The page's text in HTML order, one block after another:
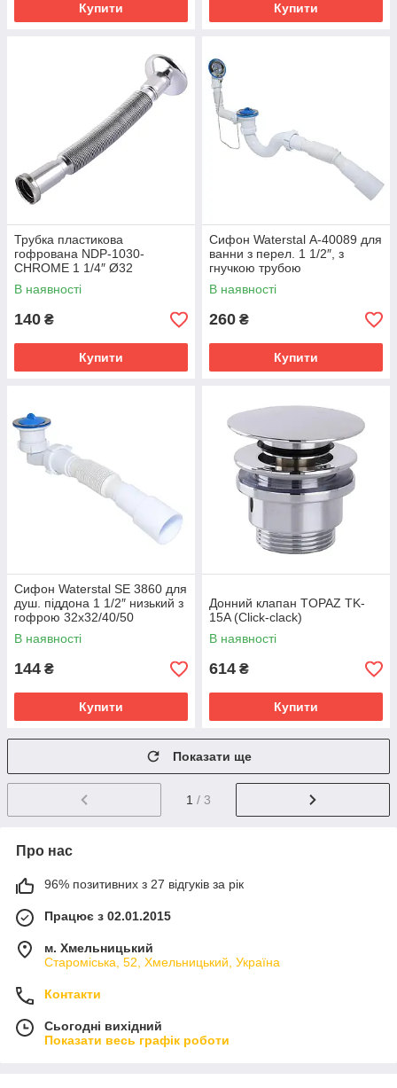
Купити Купити
Трубка пластикова
гофрована NDP-1030-
CHROME 1 1/4″ Ø32
В наявності
140 ₴
Купити
Сифон Waterstal А-40089 для
ванни з перел. 1 1/2″, з
гнучкою трубою
В наявності
260 ₴
Купити
Сифон Waterstal SE 3860 для
душ. піддона 1 1/2″ низький з
гофрою 32х32/40/50
В наявності
144 ₴
Купити
Донний клапан TOPAZ TK-
15A (Click-clack)
В наявності
614 ₴
Купити
Показати ще
1 / 3
Про нас
96% позитивних з 27 відгуків за рік
Працює з 02.01.2015
м. Хмельницький
Староміська, 52, Хмельницький, Україна
Контакти
Сьогодні вихідний
Показати весь графік роботи